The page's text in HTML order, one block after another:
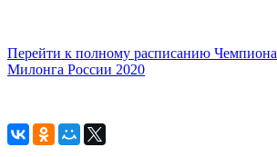
Перейти к полному расписанию
Милонга России 2020